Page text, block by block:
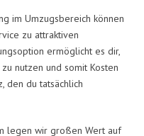
im Umzugsbereich können
zu attraktiven
ermöglicht es dir,
nutzen und somit Kosten
den du tatsächlich
legen wir großen Wert auf